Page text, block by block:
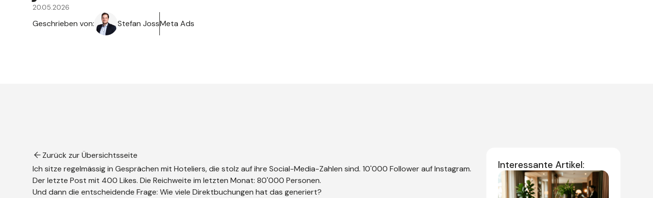
20.05.2026
Geschrieben von: Stefan JossMeta Ads
Zurück zur Übersichtsseite
Ich sitze regelmässig in Gesprächen mit Hoteliers, die stolz auf ihre Social-Media-Zahlen sind. 10'000 Follower auf Instagram.
Der letzte Post mit 400 Likes. Die Reichweite im letzten Monat: 80'000 Personen.
Und dann die entscheidende Frage: Wie viele Direktbuchungen hat das generiert?
Interessante Artikel: